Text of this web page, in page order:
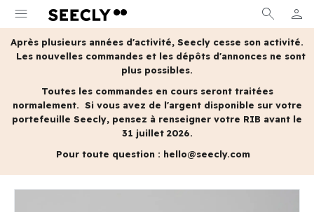
menu search person
MON
Après plusieurs années d'activité, Seecly cesse son activité.
Les nouvelles commandes et les dépôts d'annonces ne sont
plus possibles.
Toutes les commandes en cours seront traitées
normalement. Si vous avez de l'argent disponible sur votre
portefeuille Seecly, pensez à renseigner votre RIB avant le
31 juillet 2026.
Pour toute question : hello@seecly.com